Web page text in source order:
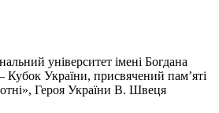
університет імені Богдана
України, присвячений пам’яті
Героя України В. Швеця